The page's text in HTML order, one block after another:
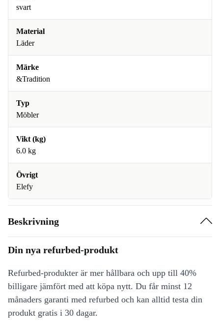
svart
Material
Läder
Märke
&Tradition
Typ
Möbler
Vikt (kg)
6.0 kg
Övrigt
Elefy
Beskrivning
Din nya refurbed-produkt
Refurbed-produkter är mer hållbara och upp till 40%
billigare jämfört med att köpa nytt. Du får minst 12
månaders garanti med refurbed och kan alltid testa din
produkt gratis i 30 dagar.